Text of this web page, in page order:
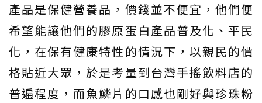
產品是保健營養品，價錢並不便宜，他們便
希望能讓他們的膠原蛋白產品普及化、平民
化，在保有健康特性的情況下，以親民的價
格貼近大眾，於是考量到台灣手搖飲料店的
普遍程度，而魚鱗片的口感也剛好與珍珠粉